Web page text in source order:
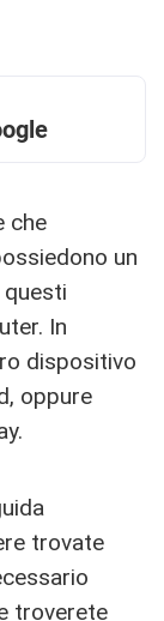
che
un
In
dispositivo
oppure
trovate
troverete